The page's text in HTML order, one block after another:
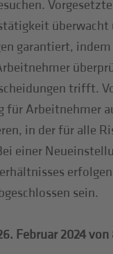
überwacht
garantiert,
trifft.
für Arbeitnehmer
in der für alle
einer
sein.
Februar 2024